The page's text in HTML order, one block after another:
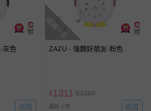
門檻，將以原價計算，活動贈品亦需一併退
費者保護法的規定，不適用七天鑑賞期/猶
或雜誌（惟書籍如經拆封、使用，則酌收整
灰色
追蹤
搶購一空
ZAZU - 強鵝好朋友-粉色
$1311 $1380
最新上架 追蹤